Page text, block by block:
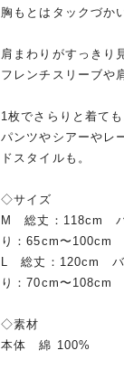
胸もとはタックづか
肩まわりがすっきり
フレンチスリーブや
1枚でさらりと着ても
パンツやシアーやレ
ドスタイルも。
◇サイズ
M 総丈：118cm
り：65cm〜100cm
L 総丈：120cm バ
り：70cm〜108cm
◇素材
本体 綿 100%